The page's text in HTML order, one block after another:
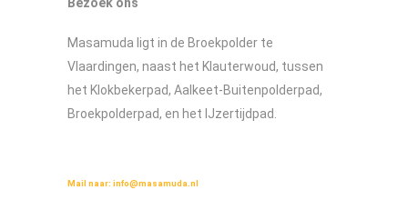
Masamuda ligt in de Broekpolder te
Vlaardingen, naast het Klauterwoud, tussen
het Klokbekerpad, Aalkeet-Buitenpolderpad,
Broekpolderpad, en het IJzertijdpad.
Mail naar: info@masamuda.nl